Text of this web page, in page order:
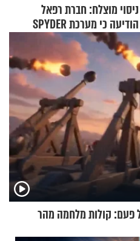
ניסוי מוצלח: חברת רפאל
הודיעה כי מערכת SPYDER
הצליחה ליירט כטב"ם
קולות מלחמה מהר